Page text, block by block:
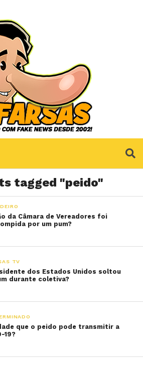
tagged "peido"
da Câmara de Vereadores foi
por um pum?
TV
dos Estados Unidos soltou
durante coletiva?
que o peido pode transmitir a
19?